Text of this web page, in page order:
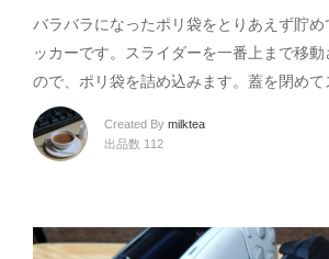
バラバラになったポリ袋をとりあえず貯め
ッカーです。スライダーを一番上まで移動
ので、ポリ袋を詰め込みます。蓋を閉めて
Created By milktea
出品数 112